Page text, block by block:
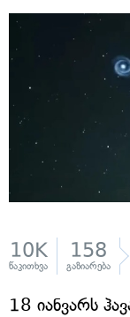
10K
წაკითხვა
158
გაზიარება
18 იანვარს